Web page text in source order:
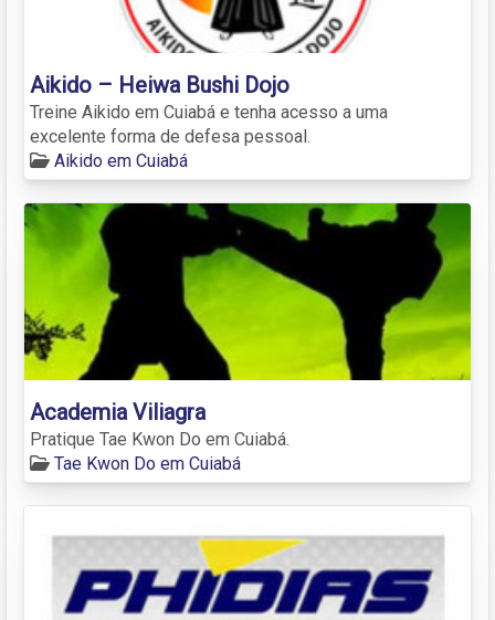
Aikido – Heiwa Bushi Dojo
Treine Aikido em Cuiabá e tenha acesso a uma
excelente forma de defesa pessoal.
Aikido em Cuiabá
Academia Viliagra
Pratique Tae Kwon Do em Cuiabá.
Tae Kwon Do em Cuiabá